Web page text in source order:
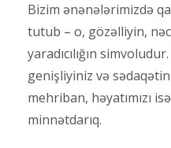
Bizim ənənələrimizdə
tutub – o, gözəlliyin,
yaradıcılığın
genişliyiniz və
mehriban, həyatımızı
minnətdarıq.